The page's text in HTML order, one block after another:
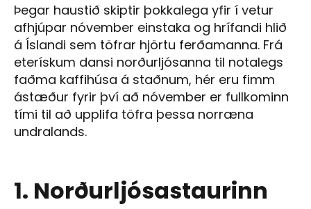
Þegar haustið skiptir þokkalega yfir í vetur
afhjúpar nóvember einstaka og hrífandi hlið
á Íslandi sem töfrar hjörtu ferðamanna. Frá
eterískum dansi norðurljósanna til notalegs
faðma kaffihúsa á staðnum, hér eru fimm
ástæður fyrir því að nóvember er fullkominn
tími til að upplifa töfra þessa norræna
undralands.
1. Norðurljósastaurinn